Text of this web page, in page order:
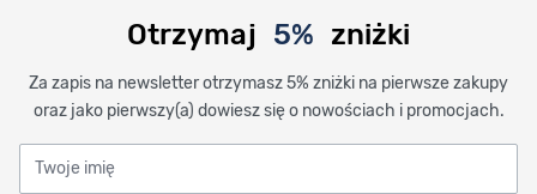
Otrzymaj 5% zniżki
Za zapis na newsletter otrzymasz 5% zniżki na pierwsze zakupy
oraz jako pierwszy(a) dowiesz się o nowościach i promocjach.
Twoje imię